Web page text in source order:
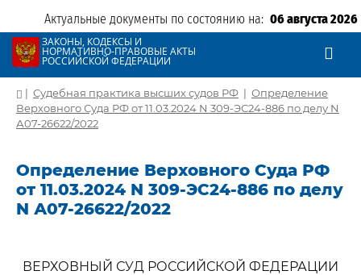
Актуальные документы по состоянию на: 06 августа 2026
ЗАКОНЫ, КОДЕКСЫ И
НОРМАТИВНО-ПРАВОВЫЕ АКТЫ
РОССИЙСКОЙ ФЕДЕРАЦИИ
| Судебная практика высших судов РФ | Определение
Верховного Суда РФ от 11.03.2024 N 309-ЭС24-886 по делу N
А07-26622/2022
Определение Верховного Суда РФ
от 11.03.2024 N 309-ЭС24-886 по делу
N А07-26622/2022
ВЕРХОВНЫЙ СУД РОССИЙСКОЙ ФЕДЕРАЦИИ